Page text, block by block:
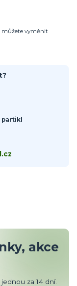
můžete vyměnit
akce
za 14 dní.